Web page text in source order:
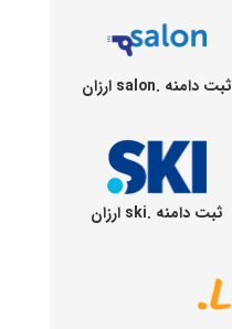
ثبت دامنه .salon ارزان
ثبت دامنه .ski ارزان